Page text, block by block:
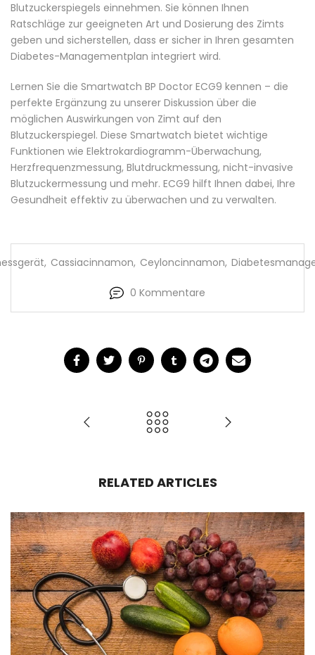
Blutzuckerspiegels einnehmen. Sie können Ihnen
Ratschläge zur geeigneten Art und Dosierung des Zimts
geben und sicherstellen, dass er sicher in Ihren gesamten
Diabetes-Managementplan integriert wird.
Lernen Sie die Smartwatch BP Doctor ECG9 kennen – die
perfekte Ergänzung zu unserer Diskussion über die
möglichen Auswirkungen von Zimt auf den
Blutzuckerspiegel. Diese Smartwatch bietet wichtige
Funktionen wie Elektrokardiogramm-Überwachung,
Herzfrequenzmessung, Blutdruckmessung, nicht-invasive
Blutzuckermessung und mehr. ECG9 hilft Ihnen dabei, Ihre
Gesundheit effektiv zu überwachen und zu verwalten.
, Cassiacinnamon, Ceyloncinnamon,
0 Kommentare
RELATED ARTICLES